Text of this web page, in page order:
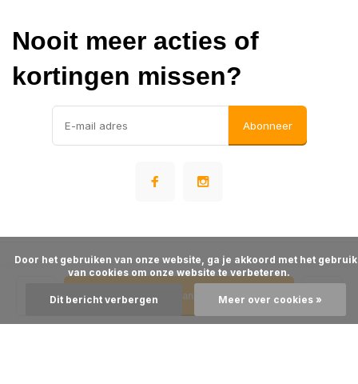
Toevoegen aan winkelwagen
Nooit meer acties of
kortingen missen?
Abonneer
Algemene voorwaarden Disclaimer Privacy Policy Sitemap
© Warehousesupply- Theme made byWebdinge
van cookies om onze website te verbeteren.
Dit bericht verbergen Meer over cookies »